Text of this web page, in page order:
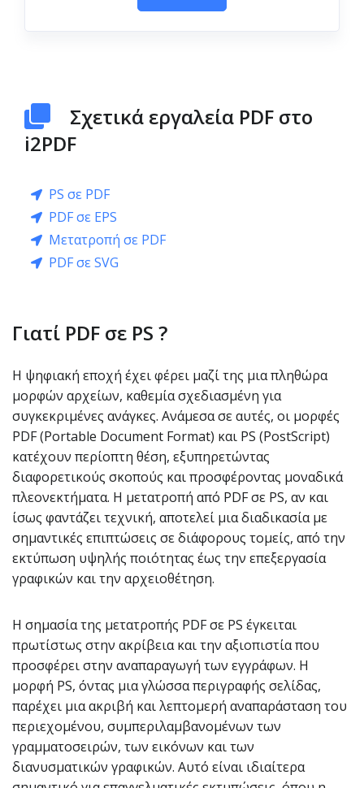
Σχετικά εργαλεία PDF στο
i2PDF
PS σε PDF
PDF σε EPS
Μετατροπή σε PDF
PDF σε SVG
Γιατί PDF σε PS ?
Η ψηφιακή εποχή έχει φέρει μαζί της μια πληθώρα
μορφών αρχείων, καθεμία σχεδιασμένη για
συγκεκριμένες ανάγκες. Ανάμεσα σε αυτές, οι μορφές
PDF (Portable Document Format) και PS (PostScript)
κατέχουν περίοπτη θέση, εξυπηρετώντας
διαφορετικούς σκοπούς και προσφέροντας μοναδικά
πλεονεκτήματα. Η μετατροπή από PDF σε PS, αν και
ίσως φαντάζει τεχνική, αποτελεί μια διαδικασία με
σημαντικές επιπτώσεις σε διάφορους τομείς, από την
εκτύπωση υψηλής ποιότητας έως την επεξεργασία
γραφικών και την αρχειοθέτηση.
Η σημασία της μετατροπής PDF σε PS έγκειται
πρωτίστως στην ακρίβεια και την αξιοπιστία που
προσφέρει στην αναπαραγωγή των εγγράφων. Η
μορφή PS, όντας μια γλώσσα περιγραφής σελίδας,
παρέχει μια ακριβή και λεπτομερή αναπαράσταση του
περιεχομένου, συμπεριλαμβανομένων των
γραμματοσειρών, των εικόνων και των
διανυσματικών γραφικών. Αυτό είναι ιδιαίτερα